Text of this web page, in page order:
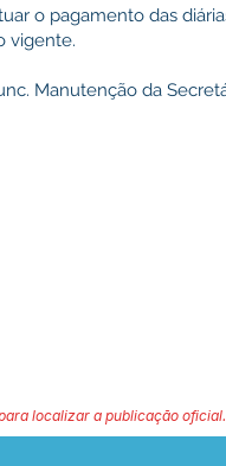
o pagamento das
vigente.
Manutenção da
localizar a publicação oficial.